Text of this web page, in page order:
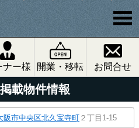
ナー様 開業・移転 お問合せ
載物件情報
阪市中央区北久宝寺町 ２丁目1-15